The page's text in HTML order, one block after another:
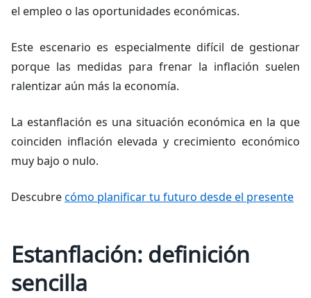
el empleo o las oportunidades económicas.
Este escenario es especialmente difícil de gestionar
porque las medidas para frenar la inflación suelen
ralentizar aún más la economía.
La estanflación es una situación económica en la que
coinciden inflación elevada y crecimiento económico
muy bajo o nulo.
Descubrecómo planificar tu futuro desde el presente
Estanflación: definición
sencilla